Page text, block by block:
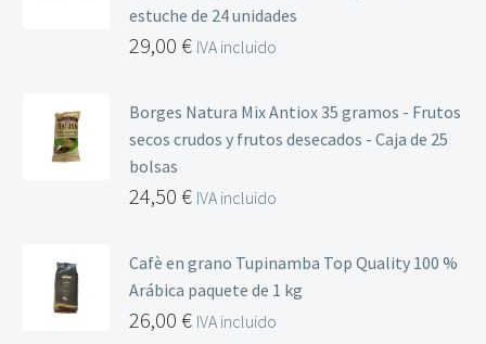
estuche de 24 unidades
29,00 € IVA incluido
Borges Natura Mix Antiox 35 gramos - Frutos
secos crudos y frutos desecados - Caja de 25
bolsas
24,50 € IVA incluido
Cafè en grano Tupinamba Top Quality 100 %
Arábica paquete de 1 kg
26,00 € IVA incluido